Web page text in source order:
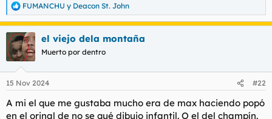
R
e
a
c
c
i
e
:
FUMANCHU y Deacon St. John
el viejo dela montaña
Muerto por dentro
15 Nov 2024 #22
A mi el que me gustaba mucho era de max haciendo popó
en el orinal de no se qué dibujo infantil. O el del champín.